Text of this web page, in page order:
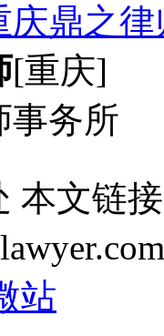
庆鼎之
[重庆]
事务所
本文链
站